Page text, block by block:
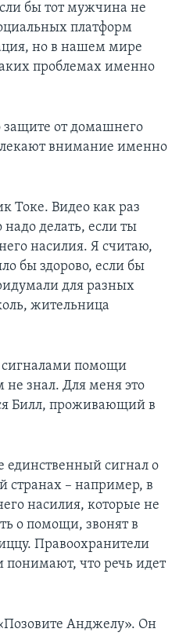
бы тот мужчина не
платформ
но в нашем мире
проблемах именно
защите от домашнего
внимание именно
Токе. Видео как раз
делать, если ты
насилия. Я считаю,
бы здорово, если бы
для разных
жительница
помощи
знал. Для меня это
Билл, проживающий в
единственный сигнал о
странах – например, в
насилия, которые не
о помощи, звонят в
Правоохранители
понимают, что речь идет
Анджелу». Он